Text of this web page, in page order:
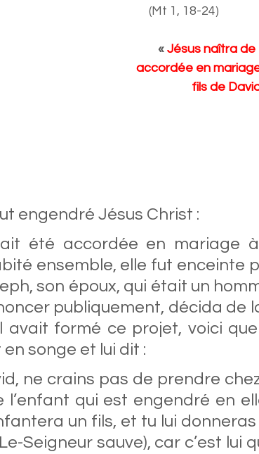
                (Mt 1, 18-24)
« Jésus naîtra de
accordée en
   fils de David
engendré Jésus Christ :
été accordée en mariage
ensemble, elle fut enceinte
son époux, qui était un
publiquement, décida de
avait formé ce projet, voici que
songe et lui dit :
ne crains pas de prendre
l’enfant qui est engendré en
un fils, et tu lui
Seigneur sauve), car c’est lui